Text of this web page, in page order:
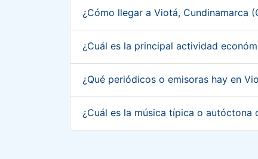
¿Cómo llegar a Viotá, Cundinamarca
¿Cuál es la principal actividad
¿Qué periódicos o emisoras hay en
¿Cuál es la música típica o autóctona